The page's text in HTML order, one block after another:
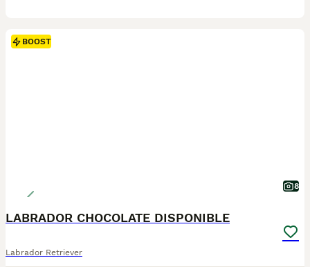
BOOST
8
LABRADOR CHOCOLATE DISPONIBLE
Labrador Retriever